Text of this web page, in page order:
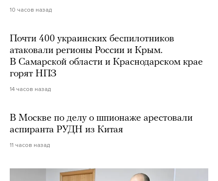
10 часов назад
Почти 400 украинских беспилотников
атаковали регионы России и Крым.
В Самарской области и Краснодарском крае
горят НПЗ
14 часов назад
В Москве по делу о шпионаже арестовали
аспиранта РУДН из Китая
11 часов назад